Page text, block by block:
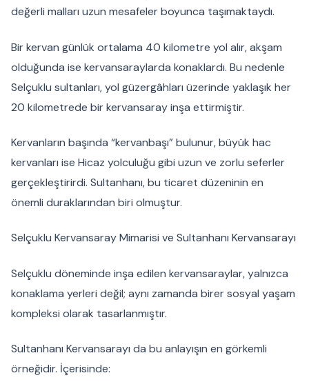
değerli malları uzun mesafeler boyunca taşımaktaydı.
Bir kervan günlük ortalama 40 kilometre yol alır, akşam
olduğunda ise kervansaraylarda konaklardı. Bu nedenle
Selçuklu sultanları, yol güzergâhları üzerinde yaklaşık her
20 kilometrede bir kervansaray inşa ettirmiştir.
Kervanların başında “kervanbaşı” bulunur, büyük hac
kervanları ise Hicaz yolculuğu gibi uzun ve zorlu seferler
gerçekleştirirdi. Sultanhanı, bu ticaret düzeninin en
önemli duraklarından biri olmuştur.
Selçuklu Kervansaray Mimarisi ve Sultanhanı Kervansarayı
Selçuklu döneminde inşa edilen kervansaraylar, yalnızca
konaklama yerleri değil; aynı zamanda birer sosyal yaşam
kompleksi olarak tasarlanmıştır.
Sultanhanı Kervansarayı da bu anlayışın en görkemli
örneğidir. İçerisinde: